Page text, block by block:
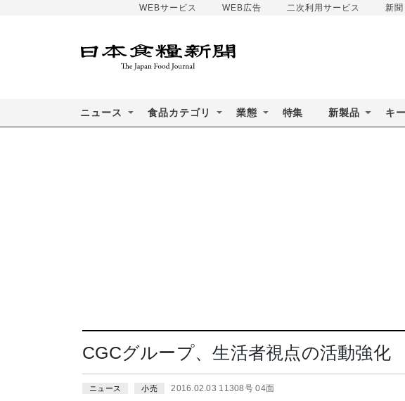
WEBサービス WEB広告 二次利用サービス 新
ニュース 食品カテゴリ 業態 特集 新製品 キ
CGCグループ、生活者視点の活動強
ニュース 小売 2016.02.03 11308号 04面